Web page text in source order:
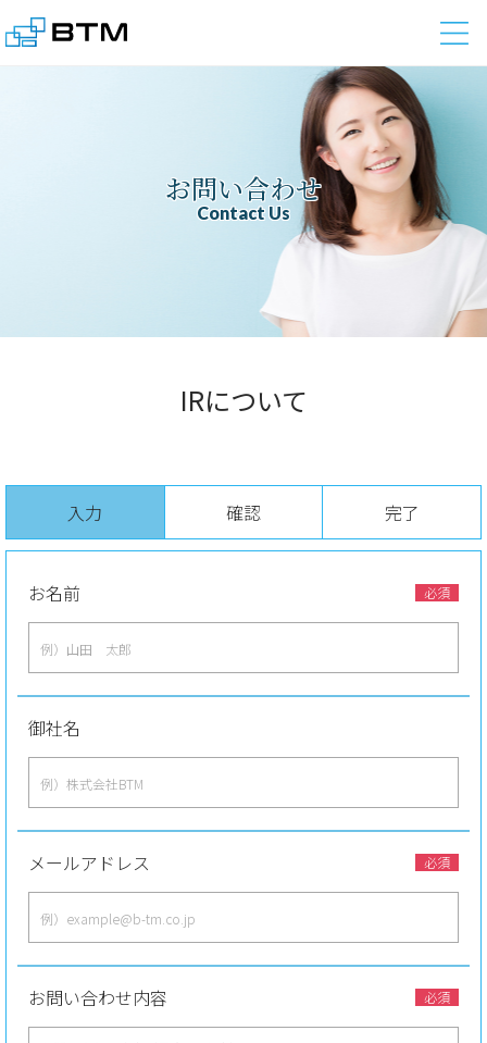
お問い合わせ
Contact Us
IRについて
入力 確認 完了
お名前 必須
御社名
メールアドレス 必須
お問い合わせ内容 必須